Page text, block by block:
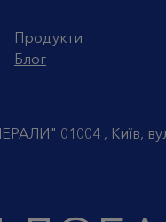
Продукти
Блог
01004 , Київ,